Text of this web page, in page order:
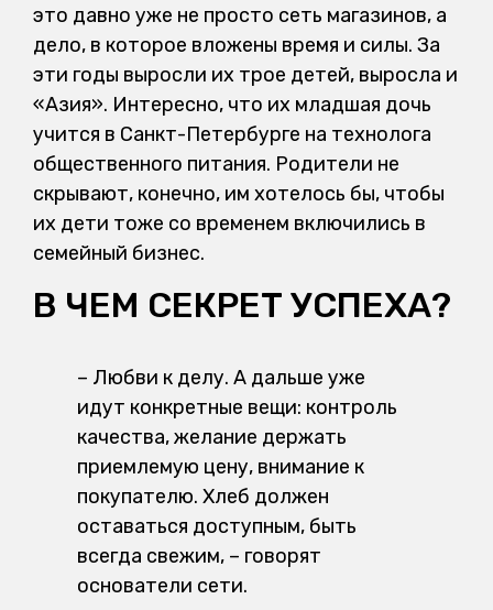
это давно уже не просто сеть магазинов, а
дело, в которое вложены время и силы. За
эти годы выросли их трое детей, выросла и
«Азия». Интересно, что их младшая дочь
учится в Санкт-Петербурге на технолога
общественного питания. Родители не
скрывают, конечно, им хотелось бы, чтобы
их дети тоже со временем включились в
семейный бизнес.
В ЧЕМ СЕКРЕТ УСПЕХА?
– Любви к делу. А дальше уже
идут конкретные вещи: контроль
качества, желание держать
приемлемую цену, внимание к
покупателю. Хлеб должен
оставаться доступным, быть
всегда свежим, – говорят
основатели сети.